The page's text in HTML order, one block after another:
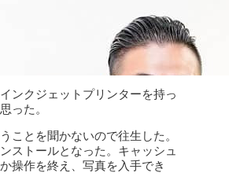
ンクジェットプリンターを持っ
った。
とを聞かないので往生した。
ストールとなった。キャッシュ
操作を終え、写真を入手でき